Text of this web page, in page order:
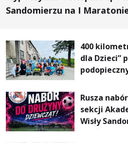
Sandomierzu na I
400
dla Dzieci”
Rusza
sekcji
Wisły